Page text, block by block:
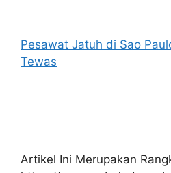
Pesawat Jatuh di Sao
Tewas
Artikel Ini Merupakan